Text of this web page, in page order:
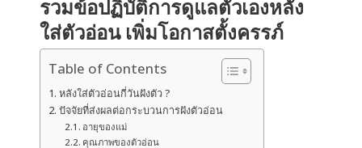
รวมข้อปฏิบัติการดูแลตัวเองหลัง
ใส่ตัวอ่อน เพิ่มโอกาสตั้งครรภ์
Table of Contents
หลังใส่ตัวอ่อนกี่วันฝังตัว ?
ปัจจัยที่ส่งผลต่อกระบวนการฝังตัวอ่อน
อายุของแม่
คุณภาพของตัวอ่อน